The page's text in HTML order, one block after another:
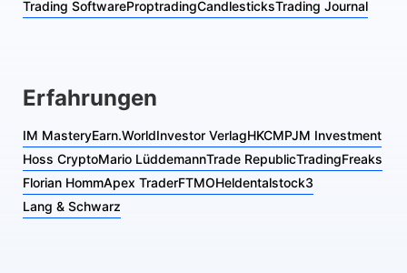
Trading SoftwareProptradingCandlesticksTrading Journal
Erfahrungen
IM MasteryEarn.WorldInvestor VerlagHKCMPJM Investment
Hoss CryptoMario LüddemannTrade RepublicTradingFreaks
Florian HommApex TraderFTMOHeldentalstock3
Lang & Schwarz